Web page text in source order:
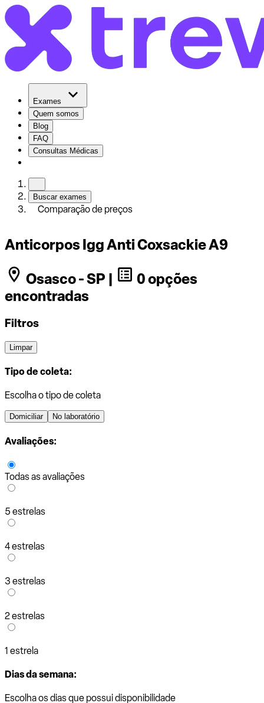
Exames
Quem somos
Blog
FAQ
Consultas Médicas
Buscar exames
Comparação de preços
Anticorpos Igg Anti Coxsackie A9
Osasco - SP |
0 opções
encontradas
Filtros
Limpar
Tipo de coleta:
Escolha o tipo de coleta
Domiciliar No laboratório
Avaliações:
Todas as avaliações
5 estrelas
4 estrelas
3 estrelas
2 estrelas
1 estrela
Dias da semana:
Escolha os dias que possui disponibilidade